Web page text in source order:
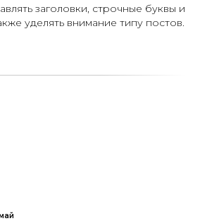
заголовки, строчные буквы и
уделять внимание типу постов.